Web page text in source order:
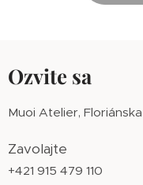
Ozvite sa
Muoi Atelier,
Zavolajte
+421 915 479 110